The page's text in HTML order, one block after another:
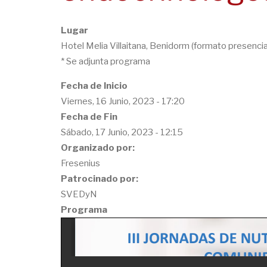
Lugar
Hotel Melia Villaitana, Benidorm (formato
* Se adjunta programa
Fecha de Inicio
Viernes, 16 Junio, 2023 - 17:20
Fecha de Fin
Sábado, 17 Junio, 2023 - 12:15
Organizado por:
Fresenius
Patrocinado por:
SVEDyN
Programa